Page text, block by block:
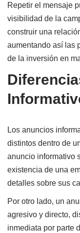
Repetir el mensaje
visibilidad de la
construir una
aumentando así las
de la inversión en
Los anuncios
distintos dentro de
anuncio informativo
existencia de una
detalles sobre sus
Por otro lado, un
agresivo y directo,
inmediata por parte